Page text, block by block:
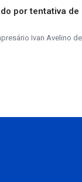
por tentativa
Ivan Avelino de